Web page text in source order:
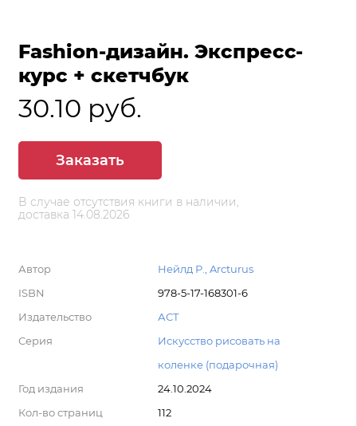
Fashion-дизайн. Экспресс-
курс + скетчбук
30.10 руб.
Заказать
В случае отсутствия книги в наличии,
доставка 14.08.2026
Автор
Нейлд Р., Arcturus
ISBN
978-5-17-168301-6
Издательство
АСТ
Серия
Искусство рисовать на
коленке (подарочная)
Год издания
24.10.2024
Кол-во страниц
112